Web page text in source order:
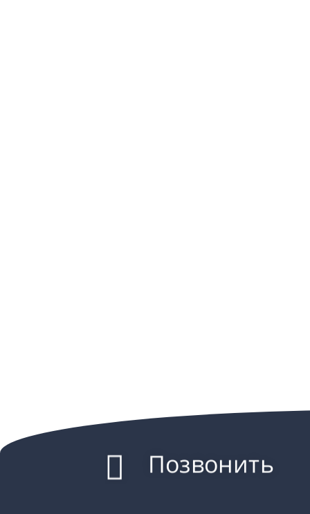
Позвонить